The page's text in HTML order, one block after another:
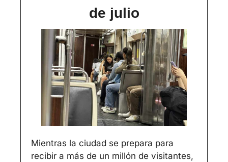
de julio
Mientras la ciudad se prepara para
recibir a más de un millón de visitantes,